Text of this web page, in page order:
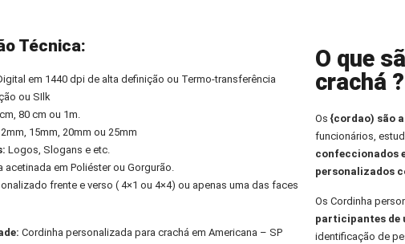
Técnica:
em 1440 dpi de alta definição ou Termo-transferência
ou SIlk
80 cm ou 1m.
15mm, 20mm ou 25mm
Logos, Slogans e etc.
acetinada em Poliéster ou Gorgurão.
frente e verso ( 4×1 ou 4×4) ou apenas uma das faces
Cordinha personalizada para crachá em Americana – SP
O que
crachá ?
Os {cordao) são
funcionários,
confeccionados
personalizados
Os Cordinha
participantes de
identificação de